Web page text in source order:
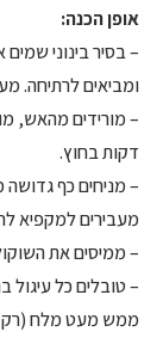
אופן הכנה:
– בסיר בינוני
ומביאים לרתיחה.
– מורידים מהאש,
דקות בחוץ.
– מניחים כף גדושה
מעבירים למקפיא
– ממיסים את
– טובלים כל עיגול
ממש מעט מלח (רק